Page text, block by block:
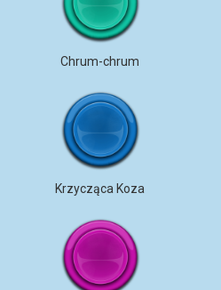
Chrum-chrum
Krzycząca Koza